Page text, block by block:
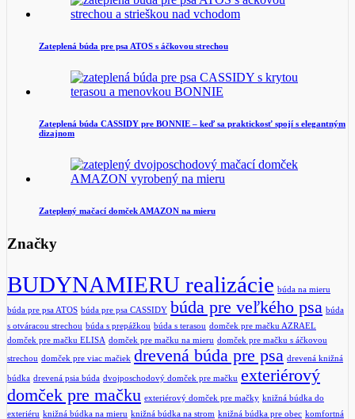
Zateplená búda pre psa ATOS s áčkovou strechou
Zateplená búda CASSIDY pre BONNIE – keď sa praktickosť spojí s elegantným
dizajnom
Zateplený mačací domček AMAZON na mieru
Značky
BUDYNAMIERU realizácie búda na mieru
búda pre psa ATOS búda pre psa CASSIDY búda pre veľkého psa búda
s otváracou strechou búda s prepážkou búda s terasou domček pre mačku AZRAEL
domček pre mačku ELISA domček pre mačku na mieru domček pre mačku s áčkovou
strechou domček pre viac mačiek drevená búda pre psa drevená knižná
búdka drevená psia búda dvojposchodový domček pre mačku exteriérový
domček pre mačku exteriérový domček pre mačky knižná búdka do
exteriéru knižná búdka na mieru knižná búdka na strom knižná búdka pre obec komfortná